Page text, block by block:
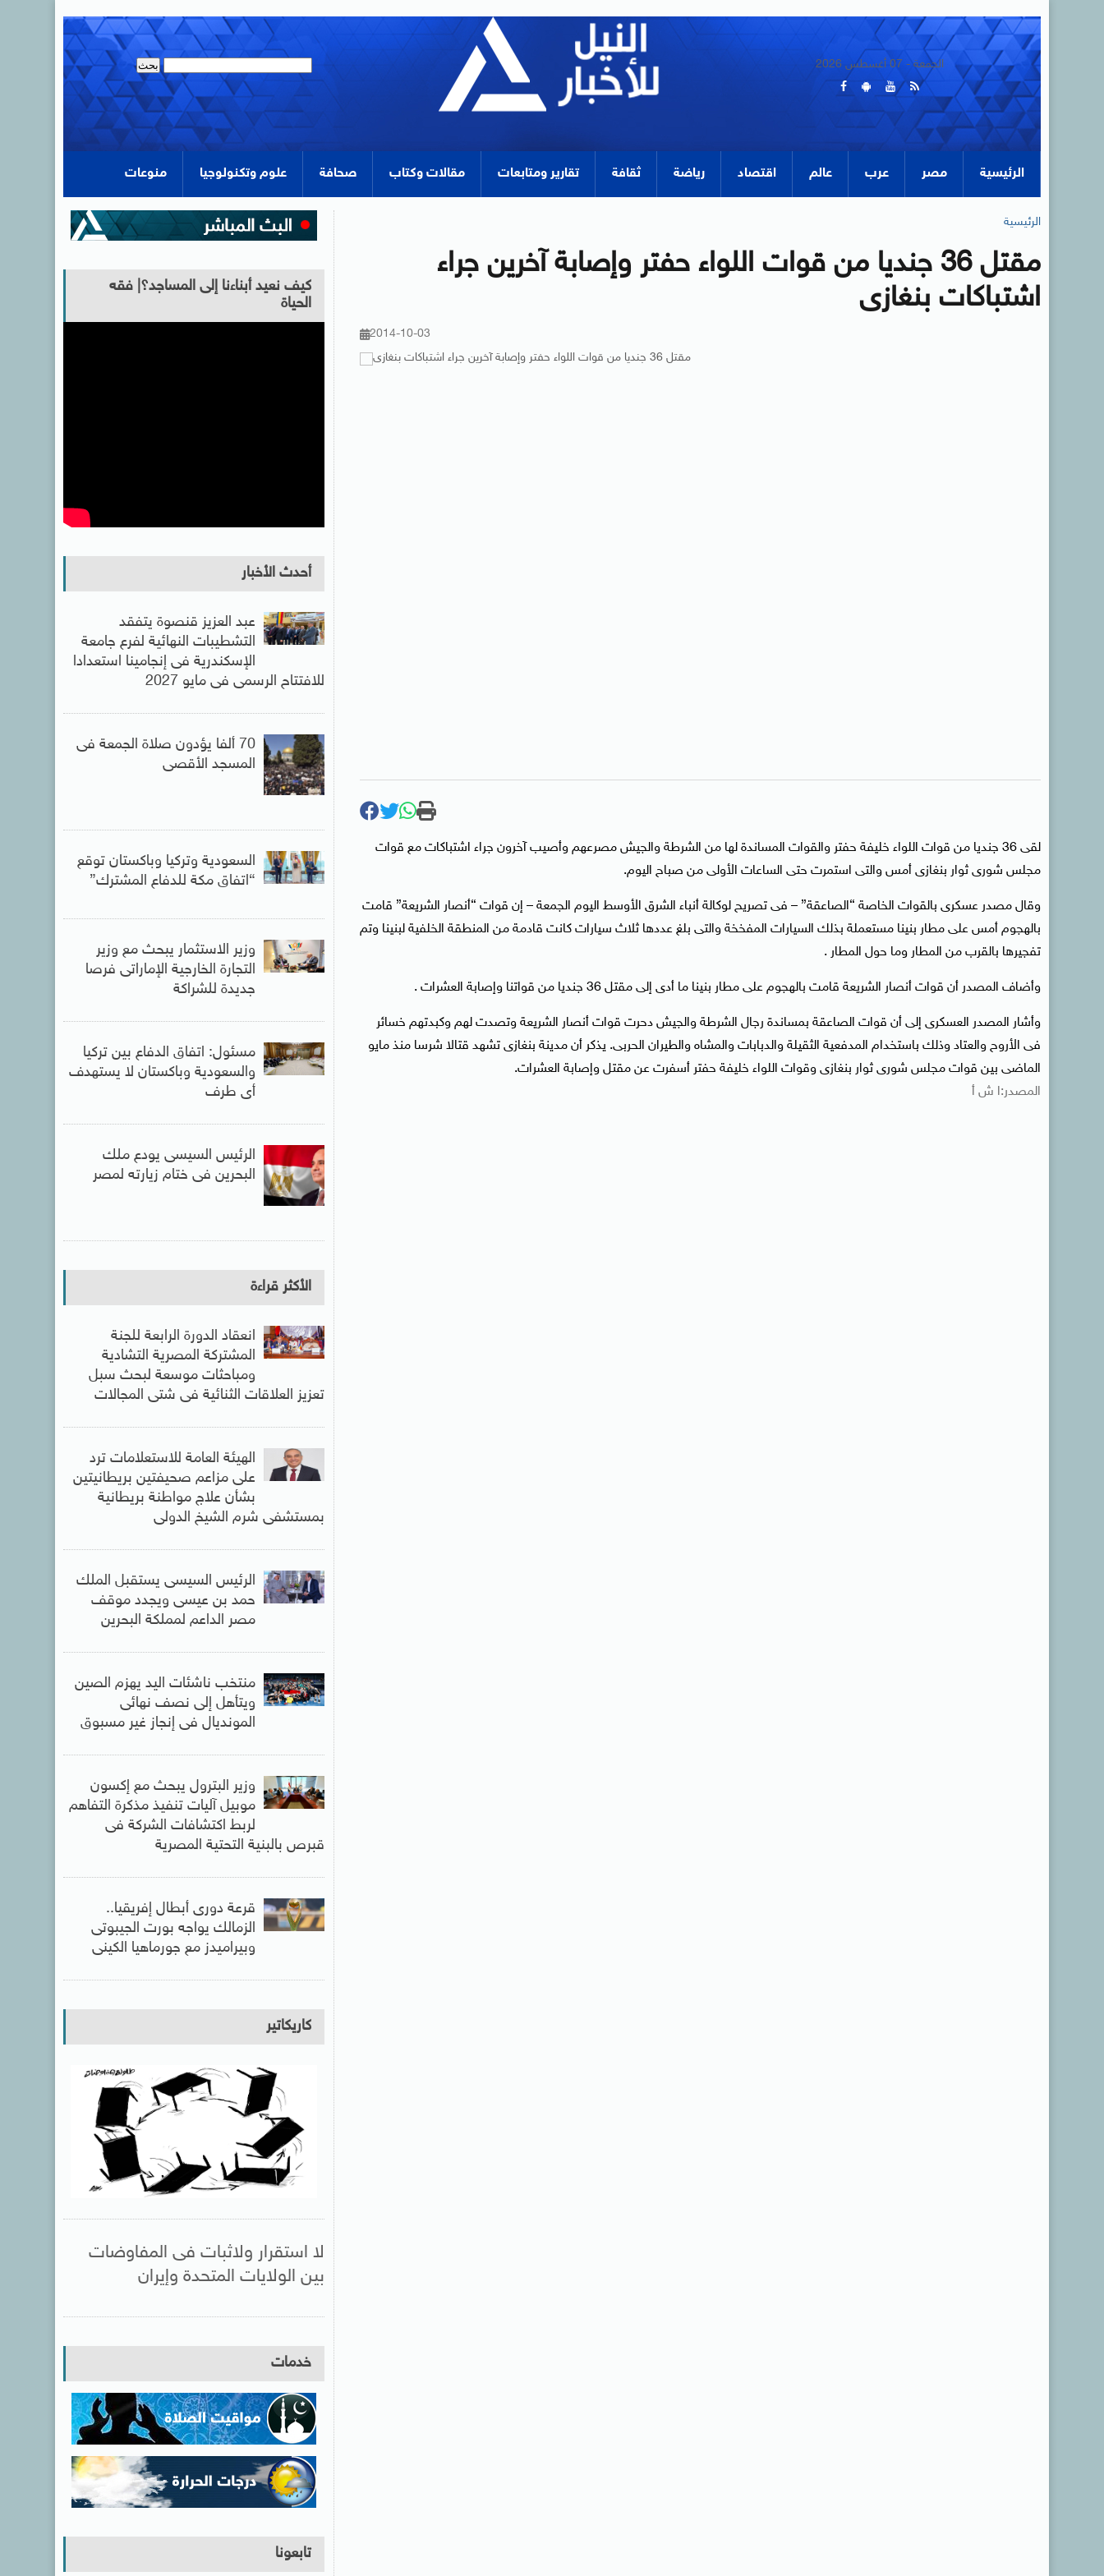
الجمعة - 07 أغسطس 2026
الرئيسية مصر عرب عالم اقتصاد رياضة ثقافة تقارير ومتابعات مقالات وكتاب صحافة علوم وتكنولوجيا منوعات
الرئيسية
مقتل 36 جنديا من قوات اللواء حفتر وإصابة آخرين جراء
اشتباكات بنغازى
2014-10-03
لقى 36 جنديا من قوات اللواء خليفة حفتر والقوات المساندة لها من الشرطة والجيش مصرعهم وأصيب آخرون جراء اشتباكات مع قوات
مجلس شورى ثوار بنغازى أمس والتى استمرت حتى الساعات الأولى من صباح اليوم.
وقال مصدر عسكرى بالقوات الخاصة “الصاعقة” – فى تصريح لوكالة أنباء الشرق الأوسط اليوم الجمعة – إن قوات “أنصار الشريعة” قامت
بالهجوم أمس على مطار بنينا مستعملة بذلك السيارات المفخخة والتى بلغ عددها ثلاث سيارات كانت قادمة من المنطقة الخلفية لبنينا وتم
تفجيرها بالقرب من المطار وما حول المطار .
وأضاف المصدر أن قوات أنصار الشريعة قامت بالهجوم على مطار بنينا ما أدى إلى مقتل 36 جنديا من قواتنا وإصابة العشرات .
وأشار المصدر العسكرى إلى أن قوات الصاعقة بمساندة رجال الشرطة والجيش دحرت قوات أنصار الشريعة وتصدت لهم وكبدتهم خسائر
فى الأروح والعتاد وذلك باستخدام المدفعية الثقيلة والدبابات والمشاه والطيران الحربى. يذكر أن مدينة بنغازى تشهد قتالا شرسا منذ مايو
الماضى بين قوات مجلس شورى ثوار بنغازى وقوات اللواء خليفة حفتر أسفرت عن مقتل وإصابة العشرات.
المصدر:ا ش أ
كيف نعيد أبناءنا إلى المساجد؟| فقه
الحياة
أحدث الأخبار
عبد العزيز قنصوة يتفقد
التشطيبات النهائية لفرع جامعة
الإسكندرية فى إنجامينا استعدادا
للافتتاح الرسمى فى مايو 2027
70 ألفا يؤدون صلاة الجمعة فى
المسجد الأقصى
السعودية وتركيا وباكستان توقع
“اتفاق مكة للدفاع المشترك”
وزير الاستثمار يبحث مع وزير
التجارة الخارجية الإماراتى فرصا
جديدة للشراكة
مسئول: اتفاق الدفاع بين تركيا
والسعودية وباكستان لا يستهدف
أى طرف
الرئيس السيسى يودع ملك
البحرين فى ختام زيارته لمصر
الأكثر قراءة
انعقاد الدورة الرابعة للجنة
المشتركة المصرية التشادية
ومباحثات موسعة لبحث سبل
تعزيز العلاقات الثنائية فى شتى المجالات
الهيئة العامة للاستعلامات ترد
على مزاعم صحيفتين بريطانيتين
بشأن علاج مواطنة بريطانية
بمستشفى شرم الشيخ الدولى
الرئيس السيسى يستقبل الملك
حمد بن عيسى ويجدد موقف
مصر الداعم لمملكة البحرين
منتخب ناشئات اليد يهزم الصين
ويتأهل إلى نصف نهائى
المونديال فى إنجاز غير مسبوق
وزير البترول يبحث مع إكسون
موبيل آليات تنفيذ مذكرة التفاهم
لربط اكتشافات الشركة فى
قبرص بالبنية التحتية المصرية
قرعة دورى أبطال إفريقيا..
الزمالك يواجه بورت الجيبوتى
وبيراميدز مع جورماهيا الكينى
كاريكاتير
لا استقرار ولاثبات فى المفاوضات
بين الولايات المتحدة وإيران
خدمات
تابعونا